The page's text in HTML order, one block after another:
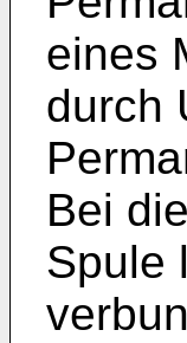
eines
durch
Bei
Spule